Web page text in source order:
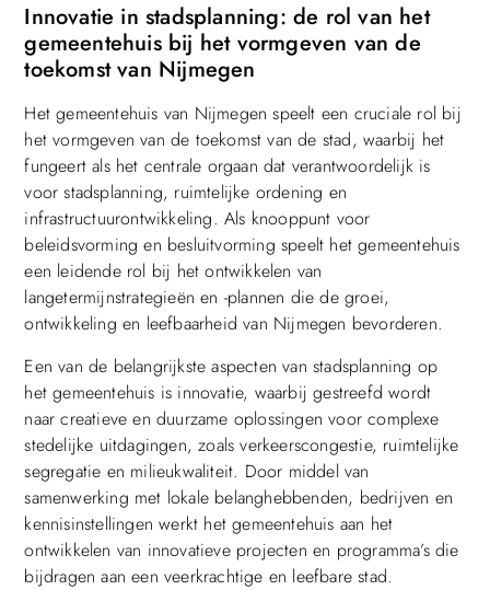
Innovatie in stadsplanning: de rol van het
gemeentehuis bij het vormgeven van de
toekomst van Nijmegen
Het gemeentehuis van Nijmegen speelt een cruciale rol bij
het vormgeven van de toekomst van de stad, waarbij het
fungeert als het centrale orgaan dat verantwoordelijk is
voor stadsplanning, ruimtelijke ordening en
infrastructuurontwikkeling. Als knooppunt voor
beleidsvorming en besluitvorming speelt het gemeentehuis
een leidende rol bij het ontwikkelen van
langetermijnstrategieën en -plannen die de groei,
ontwikkeling en leefbaarheid van Nijmegen bevorderen.
Een van de belangrijkste aspecten van stadsplanning op
het gemeentehuis is innovatie, waarbij gestreefd wordt
naar creatieve en duurzame oplossingen voor complexe
stedelijke uitdagingen, zoals verkeerscongestie, ruimtelijke
segregatie en milieukwaliteit. Door middel van
samenwerking met lokale belanghebbenden, bedrijven en
kennisinstellingen werkt het gemeentehuis aan het
ontwikkelen van innovatieve projecten en programma’s die
bijdragen aan een veerkrachtige en leefbare stad.